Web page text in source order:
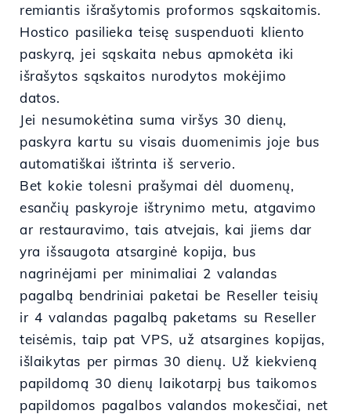
remiantis išrašytomis proformos sąskaitomis.
Hostico pasilieka teisę suspenduoti kliento
paskyrą, jei sąskaita nebus apmokėta iki
išrašytos sąskaitos nurodytos mokėjimo
datos.
Jei nesumokėtina suma viršys 30 dienų,
paskyra kartu su visais duomenimis joje bus
automatiškai ištrinta iš serverio.
Bet kokie tolesni prašymai dėl duomenų,
esančių paskyroje ištrynimo metu, atgavimo
ar restauravimo, tais atvejais, kai jiems dar
yra išsaugota atsarginė kopija, bus
nagrinėjami per minimaliai 2 valandas
pagalbą bendriniai paketai be Reseller teisių
ir 4 valandas pagalbą paketams su Reseller
teisėmis, taip pat VPS, už atsargines kopijas,
išlaikytas per pirmas 30 dienų. Už kiekvieną
papildomą 30 dienų laikotarpį bus taikomos
papildomos pagalbos valandos mokesčiai, net